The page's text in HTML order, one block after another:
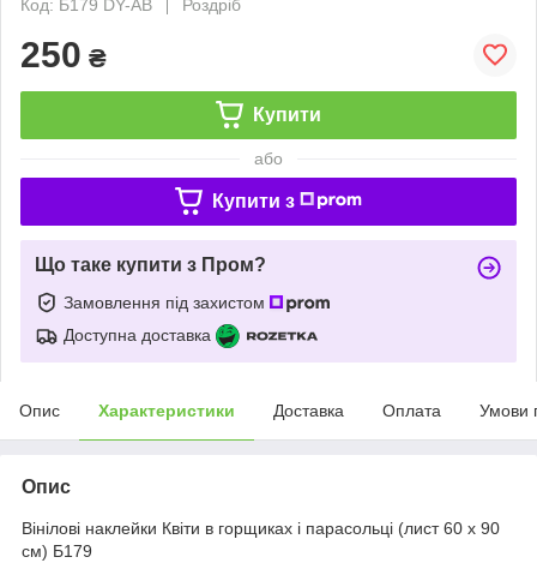
Код: Б179 DY-AB
Роздріб
250 ₴
Купити
або
Купити з
Що таке купити з Пром?
Замовлення під захистом
Доступна доставка
Опис Характеристики Доставка Оплата Умови
Опис
Вінілові наклейки Квіти в горщиках і парасольці (лист 60 х 90
см) Б179